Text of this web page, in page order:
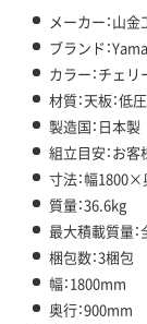
メーカー：山金
ブランド：
カラー：チェ
材質：天板：低
製造国：日本製
組立目安：お客
寸法：幅
質量：36.6kg
最大積載質量
梱包数：3梱包
幅：1800mm
奥行：900mm